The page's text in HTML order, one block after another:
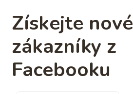
Získejte nové
zákazníky z
Facebooku